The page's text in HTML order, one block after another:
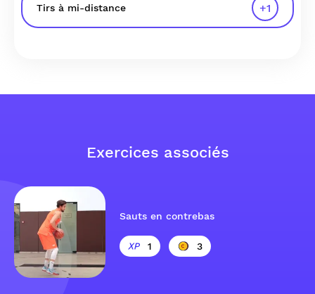
Tirs à mi-distance +1
Exercices associés
Sauts en contrebas
1 3